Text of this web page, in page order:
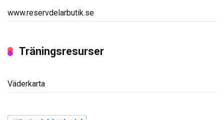
www.reservdelarbutik.se
Träningsresurser
Väderkarta